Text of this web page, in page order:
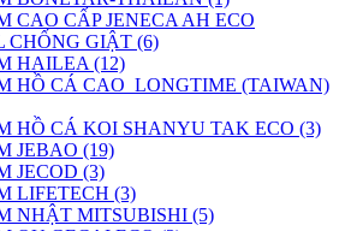
CAO CẤP JENECA AH ECO
CHỐNG GIẬT (6)
HAILEA (12)
HỒ CÁ CAO_LONGTIME (TAIWAN)
HỒ CÁ KOI SHANYU TAK ECO (3)
JEBAO (19)
JECOD (3)
LIFETECH (3)
NHẬT MITSUBISHI (5)